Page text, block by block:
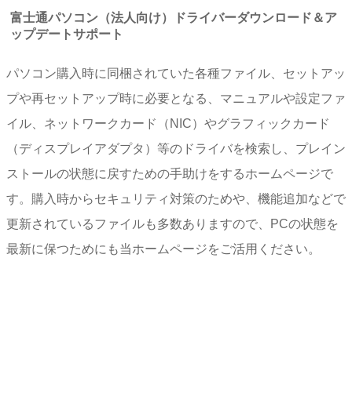
富士通パソコン（法人向け）ドライバーダウンロード＆ア
ップデートサポート
パソコン購入時に同梱されていた各種ファイル、セットアッ
プや再セットアップ時に必要となる、マニュアルや設定ファ
イル、ネットワークカード（NIC）やグラフィックカード
（ディスプレイアダプタ）等のドライバを検索し、プレイン
ストールの状態に戻すための手助けをするホームページで
す。購入時からセキュリティ対策のためや、機能追加などで
更新されているファイルも多数ありますので、PCの状態を
最新に保つためにも当ホームページをご活用ください。